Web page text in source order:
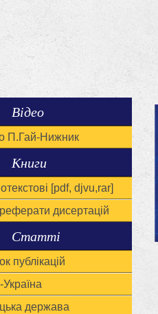
Відео
П.Гай-Нижник
Книги
[pdf, djvu,rar]
дисертацій
Статті
публікацій
Україна
держава